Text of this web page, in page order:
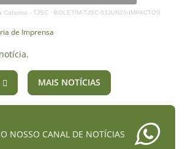
Catarina - TJSC · BOLETIM-TJSC-03JUN26-IMPACTOS
de Imprensa
MAIS NOTÍCIAS
NOSSO CANAL DE NOTÍCIAS